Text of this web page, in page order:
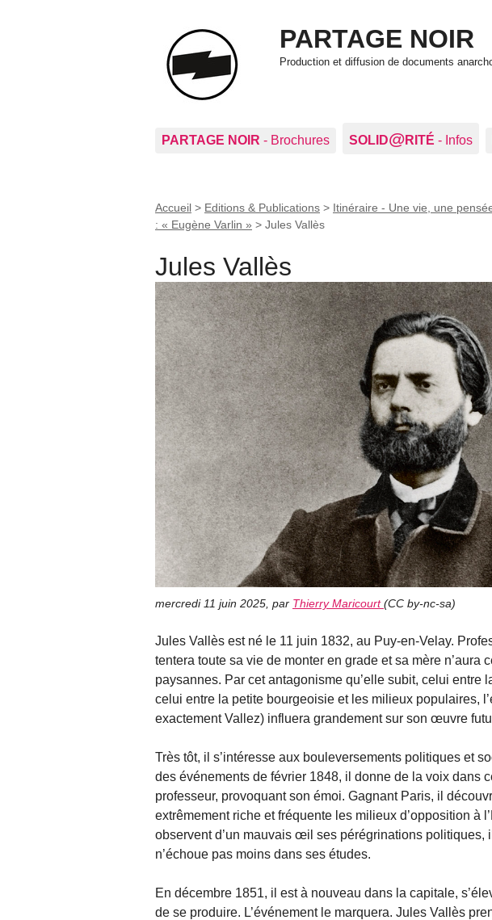
PARTAGE NOIR
Production et diffusion de documents
PARTAGE NOIR - Brochures SOLID@RITÉ - Infos
Accueil > Editions & Publications > Itinéraire - Une vie, une
: « Eugène Varlin » > Jules Vallès
Jules Vallès
mercredi 11 juin 2025 par Thierry Maricourt(CC by-nc-sa)
Jules Vallès est né le 11 juin 1832, au Puy-en-Velay.
tentera toute sa vie de monter en grade et sa mère n’aura
paysannes. Par cet antagonisme qu’elle subit, celui entre
celui entre la petite bourgeoisie et les milieux populaires,
exactement Vallez) influera grandement sur son œuvre
Très tôt, il s’intéresse aux bouleversements politiques et
des événements de février 1848, il donne de la voix dans
professeur, provoquant son émoi. Gagnant Paris, il
extrêmement riche et fréquente les milieux d’opposition à
observent d’un mauvais œil ses pérégrinations politiques,
n’échoue pas moins dans ses études.
En décembre 1851, il est à nouveau dans la capitale,
de se produire. L’événement le marquera. Jules Vallès